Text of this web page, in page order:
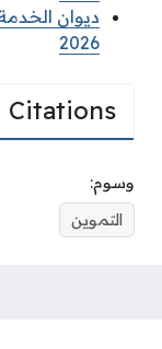
ديوان
2026
Citations
وسوم:
التموين